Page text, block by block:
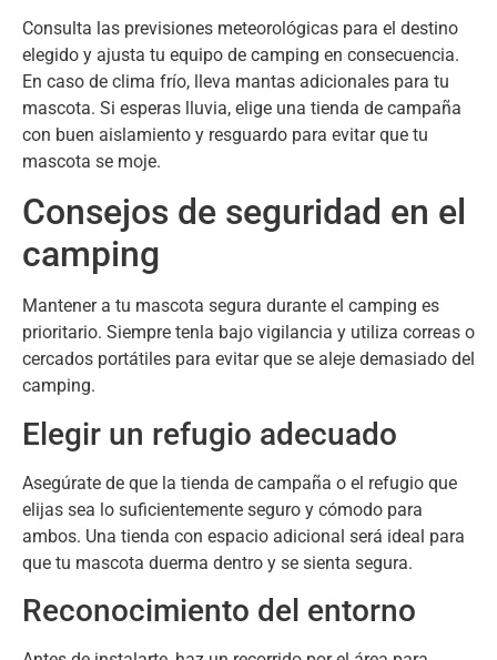
Consulta las previsiones meteorológicas para el destino
elegido y ajusta tu equipo de camping en consecuencia.
En caso de clima frío, lleva mantas adicionales para tu
mascota. Si esperas lluvia, elige una tienda de campaña
con buen aislamiento y resguardo para evitar que tu
mascota se moje.
Consejos de seguridad en el
camping
Mantener a tu mascota segura durante el camping es
prioritario. Siempre tenla bajo vigilancia y utiliza correas o
cercados portátiles para evitar que se aleje demasiado del
camping.
Elegir un refugio adecuado
Asegúrate de que la tienda de campaña o el refugio que
elijas sea lo suficientemente seguro y cómodo para
ambos. Una tienda con espacio adicional será ideal para
que tu mascota duerma dentro y se sienta segura.
Reconocimiento del entorno